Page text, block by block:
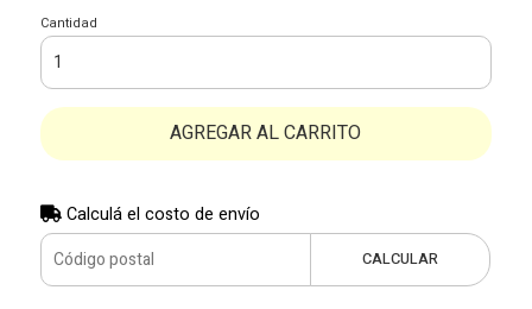
Cantidad
AGREGAR AL CARRITO
Calculá el costo de envío
CALCULAR